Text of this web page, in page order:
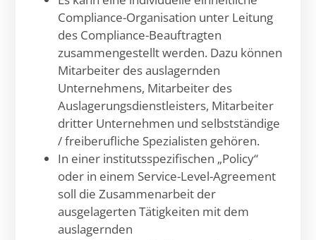
Compliance-Organisation unter Leitung
des Compliance-Beauftragten
zusammengestellt werden. Dazu können
Mitarbeiter des auslagernden
Unternehmens, Mitarbeiter des
Auslagerungsdienstleisters, Mitarbeiter
dritter Unternehmen und selbstständige
/ freiberufliche Spezialisten gehören.
In einer institutsspezifischen „Policy“
oder in einem Service-Level-Agreement
soll die Zusammenarbeit der
ausgelagerten Tätigkeiten mit dem
auslagernden